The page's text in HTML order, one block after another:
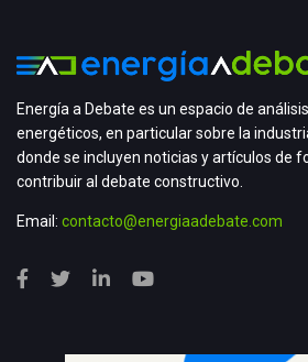
Energía a Debate es un espacio de
energéticos, en particular sobre la
donde se incluyen noticias y artículos de
contribuir al debate constructivo.
Email: contacto@energiaadebate.com